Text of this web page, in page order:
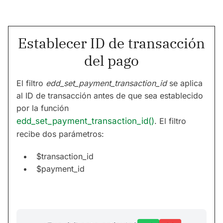
Establecer ID de transacción
del pago
El filtro edd_set_payment_transaction_id se aplica
al ID de transacción antes de que sea establecido
por la función
edd_set_payment_transaction_id(). El filtro
recibe dos parámetros:
$transaction_id
$payment_id